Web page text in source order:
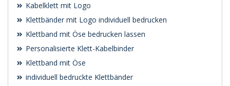
Kabelklett mit Logo
Klettbänder mit Logo individuell bedrucken
Klettband mit Öse bedrucken lassen
Personalisierte Klett-Kabelbinder
Klettband mit Öse
individuell bedruckte Klettbänder